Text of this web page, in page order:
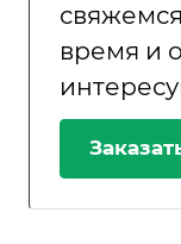
время и